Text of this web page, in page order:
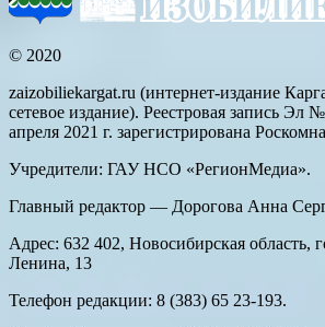
© 2020
zaizobiliekargat.ru (интернет-издание
сетевое издание). Реестровая запись Эл
апреля 2021 г. зарегистрирована
Учредители: ГАУ НСО «РегионМедиа».
Главный редактор — Дорогова Анна
Адрес: 632 402, Новосибирская область,
Ленина, 13
Телефон редакции: 8 (383) 65 23-193.